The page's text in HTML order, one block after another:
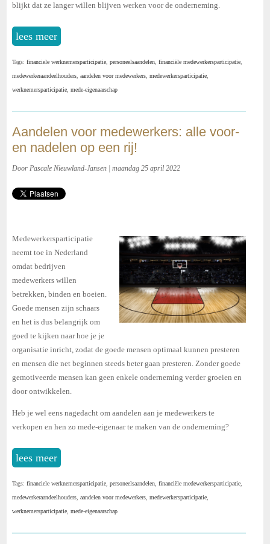
blijkt dat ze langer willen blijven werken voor de onderneming.
lees meer
Tags:financiele werknemersparticipatie ,personeelsaandelen ,financiële medewerkersparticipatie
medewerkeraandeelhouders ,aandelen voor medewerkers ,medewerkersparticipatie
werknemersparticipatie ,mede-eigenaarschap
Aandelen voor medewerkers: alle voor-
en nadelen op een rij!
Door Pascale Nieuwland-Jansen | maandag 25 april 2022
Medewerkersparticipatie
neemt toe in Nederland
omdat bedrijven
medewerkers willen
betrekken, binden en boeien.
Goede mensen zijn schaars
en het is dus belangrijk om
goed te kijken naar hoe je je
organisatie inricht, zodat de goede mensen optimaal kunnen presteren
en mensen die net beginnen steeds beter gaan presteren. Zonder goede
gemotiveerde mensen kan geen enkele onderneming verder groeien en
door ontwikkelen.
Heb je wel eens nagedacht om aandelen aan je medewerkers te
verkopen en hen zo mede-eigenaar te maken van de onderneming?
lees meer
Tags:financiele werknemersparticipatie ,personeelsaandelen ,financiële medewerkersparticipatie
medewerkeraandeelhouders ,aandelen voor medewerkers ,medewerkersparticipatie
werknemersparticipatie ,mede-eigenaarschap